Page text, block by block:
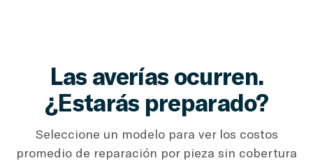
Las averías ocurren.
¿Estarás preparado?
Seleccione un modelo para ver los costos
promedio de reparación por pieza sin cobertura